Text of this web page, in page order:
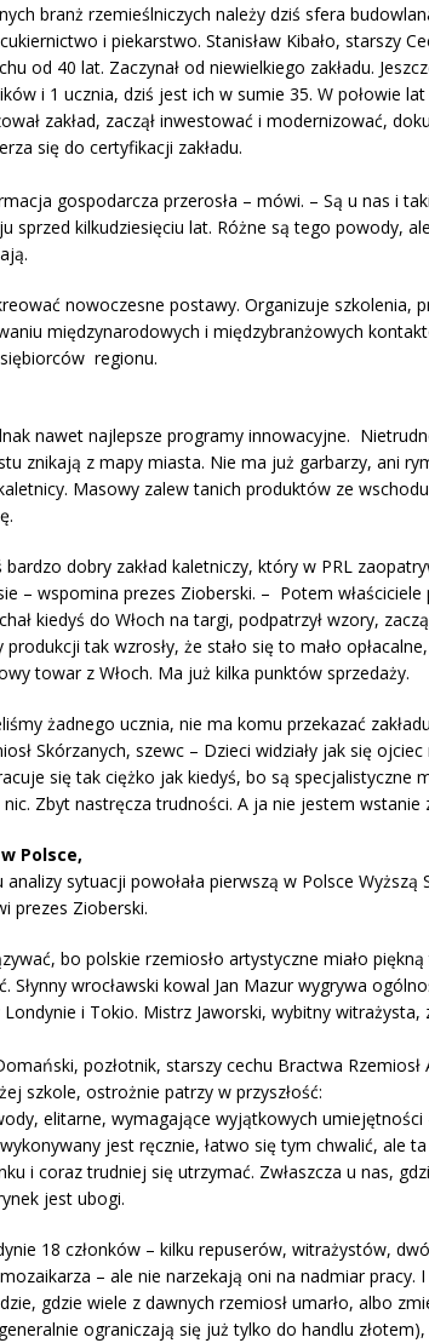
branż rzemieślniczych należy dziś sfera
i piekarstwo. Stanisław Kibało, starszy
od 40 lat. Zaczynał od niewielkiego zakładu.
i 1 ucznia, dziś jest ich w sumie 35. W połowie
zakład, zaczął inwestować i modernizować,
się do certyfikacji zakładu.
gospodarcza przerosła – mówi. – Są u nas i
sprzed kilkudziesięciu lat. Różne są tego powody,
nowoczesne postawy. Organizuje szkolenia,
międzynarodowych i międzybranżowych
regionu.
nawet najlepsze programy innowacyjne.
znikają z mapy miasta. Nie ma już garbarzy, ani
Masowy zalew tanich produktów ze
dobry zakład kaletniczy, który w PRL
– wspomina prezes Zioberski. – Potem
kiedyś do Włoch na targi, podpatrzył wzory,
tak wzrosły, że stało się to mało
towar z Włoch. Ma już kilka punktów sprzedaży.
żadnego ucznia, nie ma komu przekazać
Skórzanych, szewc – Dzieci widziały jak się
się tak ciężko jak kiedyś, bo są specjalistyczne
Zbyt nastręcza trudności. A ja nie jestem wstanie
Polsce,
sytuacji powołała pierwszą w Polsce Wyższą
prezes Zioberski.
bo polskie rzemiosło artystyczne miało
Słynny wrocławski kowal Jan Mazur wygrywa
i Tokio. Mistrz Jaworski, wybitny witrażysta,
pozłotnik, starszy cechu Bractwa Rzemiosł
szkole, ostrożnie patrzy w przyszłość:
elitarne, wymagające wyjątkowych
jest ręcznie, łatwo się tym chwalić, ale
i coraz trudniej się utrzymać. Zwłaszcza u nas,
jest ubogi.
18 członków – kilku repuserów, witrażystów,
– ale nie narzekają oni na nadmiar pracy.
gdzie wiele z dawnych rzemiosł umarło, albo
ograniczają się już tylko do handlu